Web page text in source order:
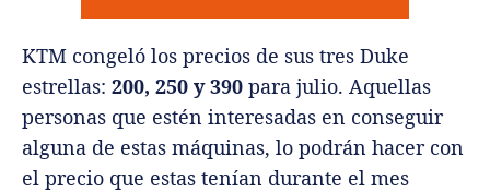
KTM congeló los precios de sus tres Duke
estrellas: 200, 250 y 390 para julio. Aquellas
personas que estén interesadas en conseguir
alguna de estas máquinas, lo podrán hacer con
el precio que estas tenían durante el mes